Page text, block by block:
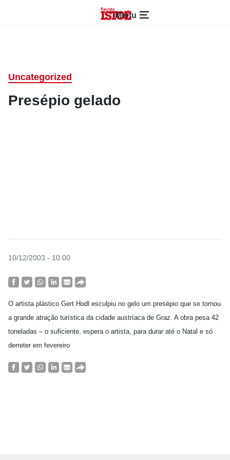
Menu
Uncategorized
Presépio gelado
10/12/2003 - 10:00
O artista plástico Gert Hodl esculpiu no gelo um presépio que se tornou
a grande atração turística da cidade austríaca de Graz. A obra pesa 42
toneladas – o suficiente, espera o artista, para durar até o Natal e só
derreter em fevereiro